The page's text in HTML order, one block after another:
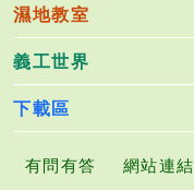
濕地教室
義工世界
下載區
有問有答 網站連結